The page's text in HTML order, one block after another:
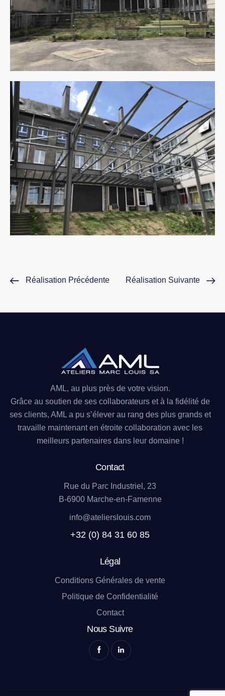
Réalisation Précédente Réalisation Suivante
AML, au plus près de votre vision.
Grâce au soutien de ses collaborateurs et à la fidélité de
ses clients, AML a pu s’élever au rang des plus grands et
travaille maintenant en étroite collaboration avec les
meilleurs partenaires dans leur domaine !
Contact
Rue du Parc Industriel, 23
B-6900 Marche-en-Famenne
info@atelierslouis.com
+32 (0) 84 31 60 85
Légal
Conditions Générales de vente
Politique de Confidentialité
Contact
Nous Suivre